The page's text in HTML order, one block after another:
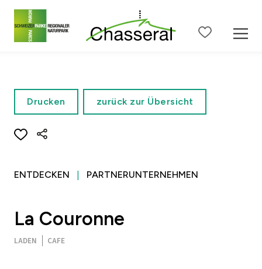
Zum Seiteninhalt
ENTDECKEN PARTNERUNTERNEHMEN
Drucken zurück zur Übersicht
La Couronne
LADEN CAFE